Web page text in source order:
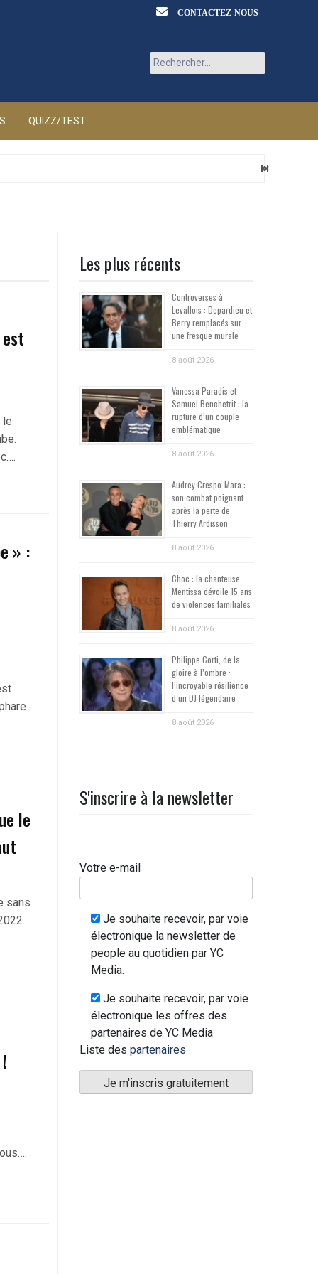
CONTACTEZ-NOUS
Rechercher :
QUIZZ/TEST
le
» :
le
sans
Les plus récents
Controverses à
Levallois : Depardieu et
Berry remplacés sur
une fresque murale
8 août 2026
Vanessa Paradis et
Samuel Benchetrit : la
rupture d’un couple
emblématique
8 août 2026
Audrey Crespo-Mara :
son combat poignant
après la perte de
Thierry Ardisson
8 août 2026
Choc : la chanteuse
Mentissa dévoile 15 ans
de violences familiales
8 août 2026
Philippe Corti, de la
gloire à l’ombre :
l’incroyable résilience
d’un DJ légendaire
8 août 2026
S'inscrire à la newsletter
Votre e-mail
Je souhaite recevoir, par voie
électronique la newsletter de
people au quotidien par YC
Media.
Je souhaite recevoir, par voie
électronique les offres des
partenaires de YC Media
Liste des partenaires